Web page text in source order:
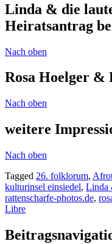
Linda & die
Heiratsantrag
Nach oben
Rosa Hoelger &
Nach oben
weitere
Nach oben
Tagged 26. folklorum,
kulturinsel einsiedel, Linda
rattenscharfe-photos.de,
Libre